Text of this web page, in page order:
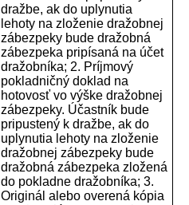
dražbe, ak do uplynutia
lehoty na zloženie dražobnej
zábezpeky bude dražobná
zábezpeka pripísaná na účet
dražobníka; 2. Príjmový
pokladničný doklad na
hotovosť vo výške dražobnej
zábezpeky. Účastník bude
pripustený k dražbe, ak do
uplynutia lehoty na zloženie
dražobnej zábezpeky bude
dražobná zábezpeka zložená
do pokladne dražobníka; 3.
Originál alebo overená kópia